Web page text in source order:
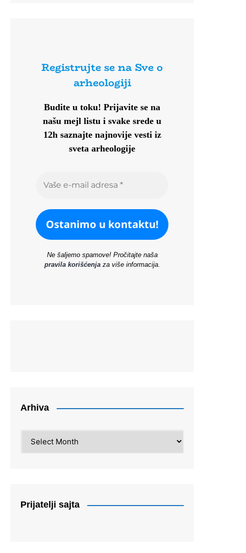
Registrujte se na Sve o
arheologiji
Budite u toku! Prijavite se na
našu mejl listu i svake srede u
12h saznajte najnovije vesti iz
sveta arheologije
Ne šaljemo spamove! Pročitajte naša
pravila korišćenjaza više informacija.
Arhiva
Prijatelji sajta